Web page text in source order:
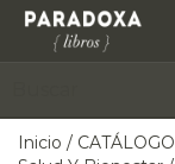
Inicio / CATÁLOGO